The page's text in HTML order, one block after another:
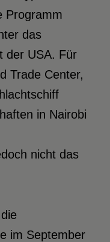
Programm
das
der USA. Für
Trade Center,
in Nairobi
nicht das
im September